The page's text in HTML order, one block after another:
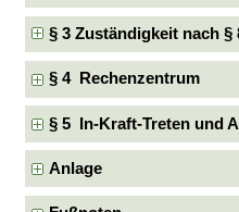
§ 3 Zuständigkeit nach
§ 4 Rechenzentrum
§ 5 In-Kraft-Treten und
Anlage